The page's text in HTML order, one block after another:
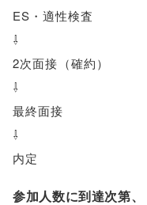
ES・適性検査
⇩
2次面接 （確約）
⇩
最終面接
⇩
内定
参加人数に到達次第、